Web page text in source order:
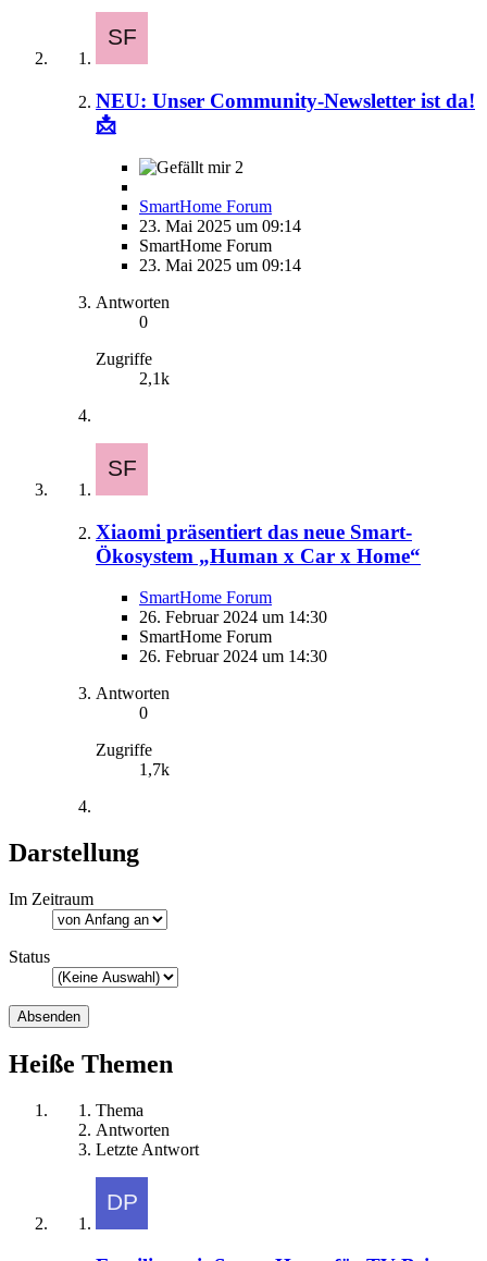
NEU: Unser Community-Newsletter ist da!
📩
2
SmartHome Forum
23. Mai 2025 um 09:14
SmartHome Forum
23. Mai 2025 um 09:14
Antworten
0
Zugriffe
2,1k
Xiaomi präsentiert das neue Smart-
Ökosystem „Human x Car x Home“
SmartHome Forum
26. Februar 2024 um 14:30
SmartHome Forum
26. Februar 2024 um 14:30
Antworten
0
Zugriffe
1,7k
Darstellung
Im Zeitraum
Status
Heiße Themen
Thema
Antworten
Letzte Antwort